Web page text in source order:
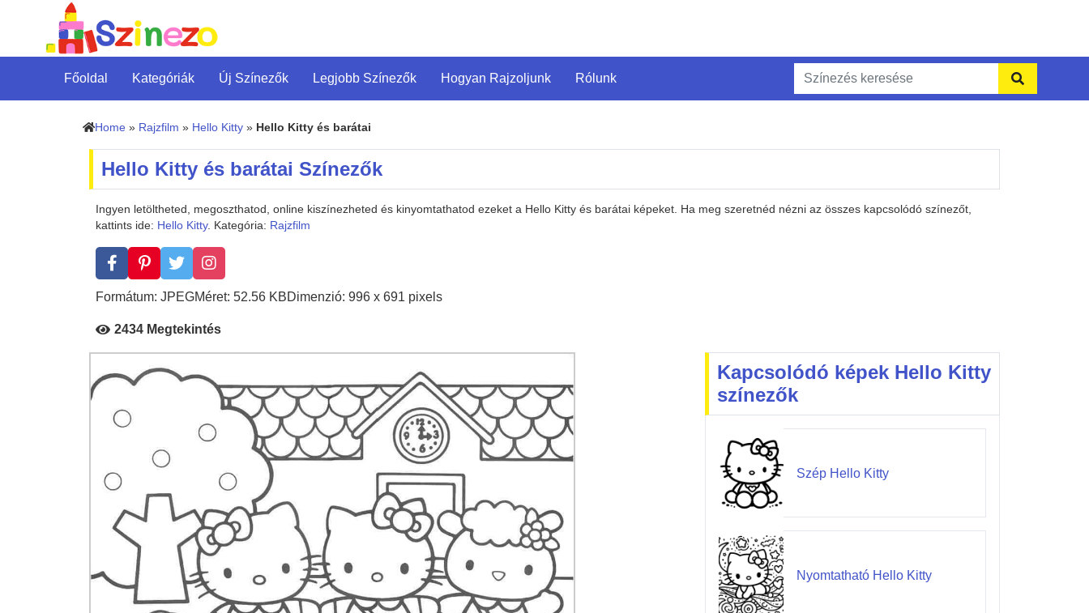
Főoldal Kategóriák Új Színezők Legjobb Színezők Hogyan Rajzoljunk Rólunk
Home » Rajzfilm » Hello Kitty » Hello Kitty és barátai
Hello Kitty és barátai Színezők
Ingyen letöltheted, megoszthatod, online kiszínezheted és kinyomtathatod ezeket a Hello Kitty és barátai képeket. Ha meg szeretnéd nézni az összes kapcsolódó színezőt,
kattints ide: Hello Kitty. Kategória: Rajzfilm
Formátum: JPEGMéret: 52.56 KBDimenzió: 996 x 691 pixels
2434 Megtekintés
Kapcsolódó képek Hello Kitty
színezők
Szép Hello Kitty
Nyomtatható Hello Kitty